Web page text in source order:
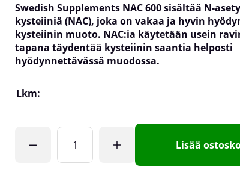
Swedish Supplements NAC 600 sisältää N-
kysteiiniä (NAC), joka on vakaa ja hyvin
kysteiinin muoto. NAC:ia käytetään usein
tapana täydentää kysteiinin saantia helposti
hyödynnettävässä muodossa.
Lkm:
Lisää